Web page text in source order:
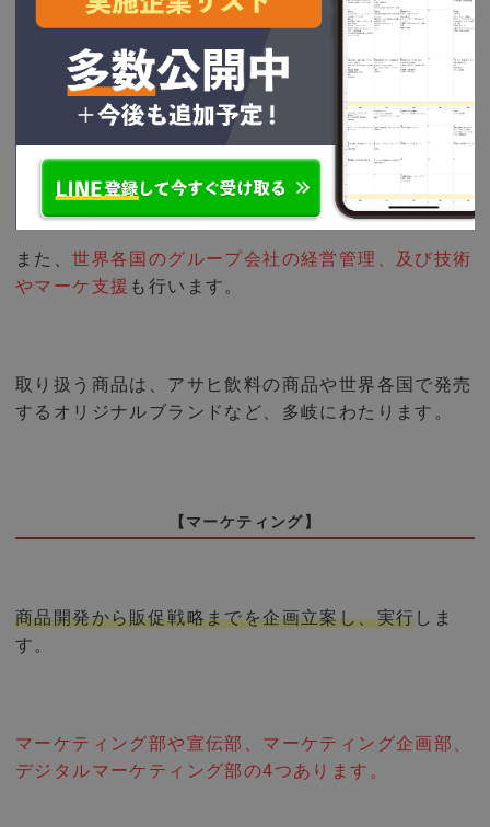
【国際部】
スーパードライ、ニッカやウイスキー、カルピス、ワ
ンダを始めとしたグローバルブランドの輸出を含めた
販売管理を担います。
また、世界各国のグループ会社の経営管理、及び技術
やマーケ支援 も行います。
取り扱う商品は、アサヒ飲料の商品や世界各国で発売
するオリジナルブランドなど、多岐にわたります。
【マーケティング】
商品開発から販促戦略までを企画立案し、実行しま
す。
マーケティング部や宣伝部、マーケティング企画部、
デジタルマーケティング部の4つあります。